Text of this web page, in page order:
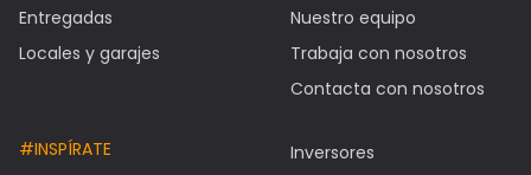
Entregadas
Locales y garajes
Nuestro equipo
Trabaja con nosotros
Contacta con nosotros
#INSPÍRATE
Inversores